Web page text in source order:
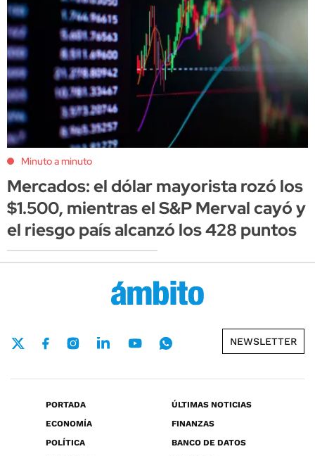
Minuto a minuto
Mercados: el dólar mayorista rozó los
$1.500, mientras el S&P Merval cayó y
el riesgo país alcanzó los 428 puntos
NEWSLETTER
PORTADA
ÚLTIMAS NOTICIAS
ECONOMÍA
FINANZAS
POLÍTICA
BANCO DE DATOS